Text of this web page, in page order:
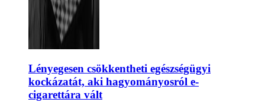
Lényegesen csökkentheti egészségügyi
kockázatát, aki hagyományosról e-
cigarettára vált